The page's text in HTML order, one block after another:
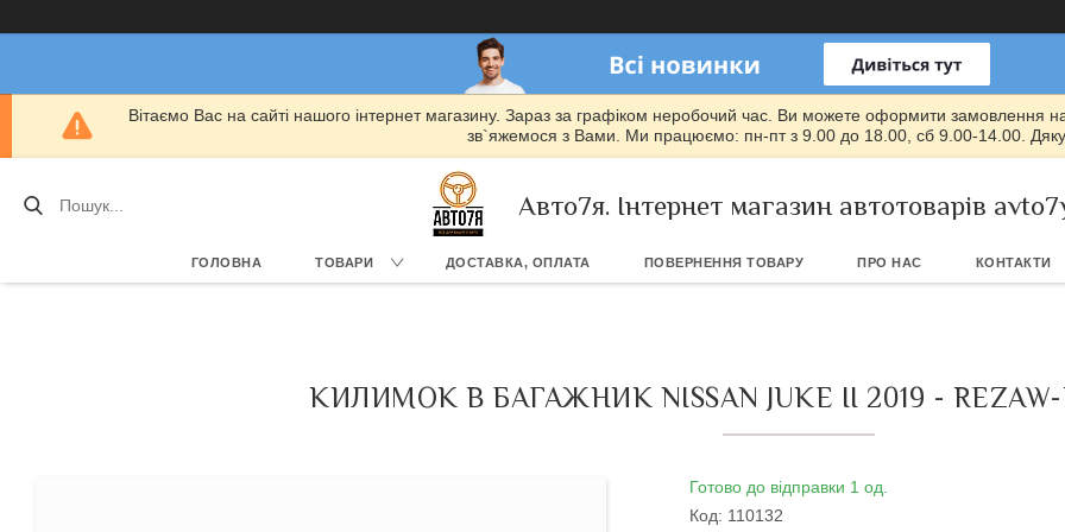
Вітаємо Вас на сайті нашого інтернет магазину. Зараз за графіком неробочий час. Ви можете оформити замовлення на
зв`яжемося з Вами. Ми працюємо: пн-пт з 9.00 до 18.00, сб 9.00-14.00.
Авто7я. Інтернет магазин автотоварів
ГОЛОВНА ТОВАРИ ДОСТАВКА, ОПЛАТА ПОВЕРНЕННЯ ТОВАРУ ПРО НАС КОНТАКТИ
КИЛИМОК В БАГАЖНИК NISSAN JUKE II 2019 - REZAW-
Готово до відправки 1 од.
Код: 110132